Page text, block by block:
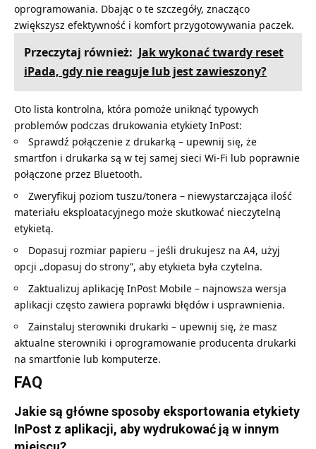
oprogramowania. Dbając o te szczegóły, znacząco
zwiększysz efektywność i komfort przygotowywania paczek.
Przeczytaj również: Jak wykonać twardy reset
iPada, gdy nie reaguje lub jest zawieszony?
Oto lista kontrolna, która pomoże uniknąć typowych
problemów podczas drukowania etykiety InPost:
Sprawdź połączenie z drukarką – upewnij się, że
smartfon i drukarka są w tej samej sieci Wi-Fi lub poprawnie
połączone przez Bluetooth.
Zweryfikuj poziom tuszu/tonera – niewystarczająca ilość
materiału eksploatacyjnego może skutkować nieczytelną
etykietą.
Dopasuj rozmiar papieru – jeśli drukujesz na A4, użyj
opcji „dopasuj do strony”, aby etykieta była czytelna.
Zaktualizuj aplikację InPost Mobile – najnowsza wersja
aplikacji często zawiera poprawki błędów i usprawnienia.
Zainstaluj sterowniki drukarki – upewnij się, że masz
aktualne sterowniki i oprogramowanie producenta drukarki
na smartfonie lub komputerze.
FAQ
Jakie są główne sposoby eksportowania etykiety
InPost z aplikacji, aby wydrukować ją w innym